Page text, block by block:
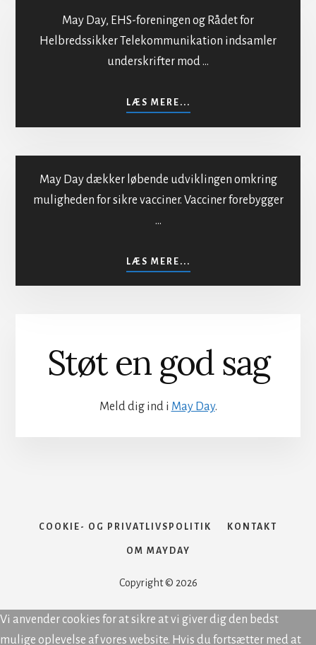
befolkningen
May Day, EHS-foreningen og Rådet for
Helbredssikker Telekommunikation indsamler
underskrifter mod …
LÆS MERE...
MOD
BESTRÅLING
May Day dækker løbende udviklingen omkring
muligheden for sikre vacciner. Vacciner forebygger
…
LÆS MERE...
SIKKER
VACCINATION
Støt en god sag
Meld dig ind i May Day.
COOKIE- OG PRIVATLIVSPOLITIK KONTAKT
OM MAYDAY
Copyright © 2026
Vi anvender cookies for at sikre at vi giver dig den bedst
mulige oplevelse af vores website. Hvis du fortsætter med at